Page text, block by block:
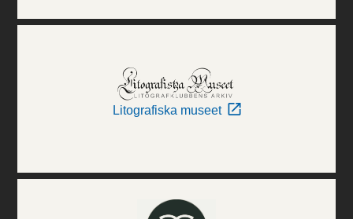
Litografiska museet